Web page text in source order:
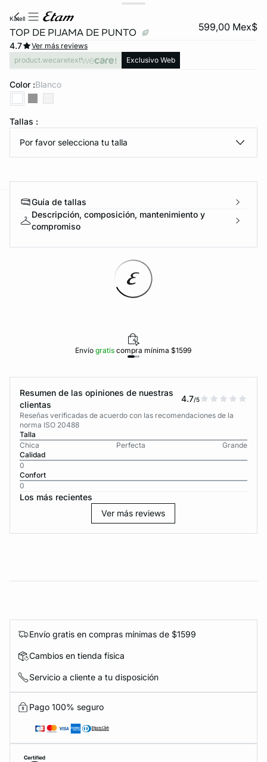
DE PANTIES
ahora
katell
TOP DE PIJAMA DE PUNTO 599,00 Mex$
4.7
Ver más reviews
product.wecaretext
Exclusivo Web
Color : blanco
Tallas :
Por favor selecciona tu talla
Guía de tallas
Descripción, composición, mantenimiento y
compromiso
Envíogratiscompra mínima $1599
Resumen de las opiniones de nuestras
clientas
4.7/5
Reseñas verificadas de acuerdo con las recomendaciones de la
norma ISO 20488
Talla
Chica
Perfecta
Grande
Calidad
0
Confort
0
Los más recientes
Ver más reviews
Envío gratis en compras mínimas de $1599
Cambios en tienda física
Servicio a cliente a tu disposición
Pago 100% seguro